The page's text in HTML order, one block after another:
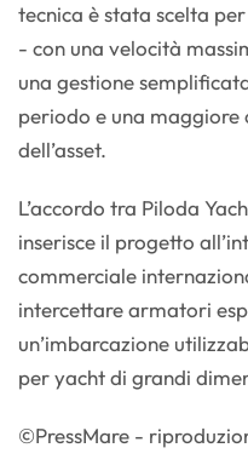
tecnica è stata scelta
- con una velocità
una gestione
periodo e una maggiore
dell’asset.
L’accordo tra Piloda
inserisce il progetto
commerciale
intercettare armatori
un’imbarcazione
per yacht di grandi
©PressMare -